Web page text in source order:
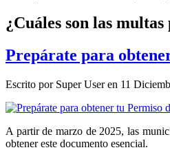
¿Cuáles son las
Prepárate para
Escrito por Super User en 11
A partir de marzo de 2025, las
obtener este documento esencial.